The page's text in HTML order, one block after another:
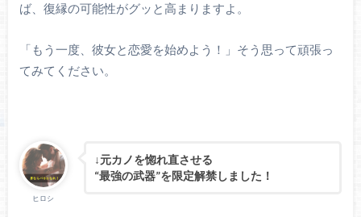
ば、復縁の可能性がグッと高まりますよ。
「もう一度、彼女と恋愛を始めよう！」そう思って頑張っ
てみてください。
ヒロシ
↓元カノを惚れ直させる
“最強の武器”を限定解禁しました！